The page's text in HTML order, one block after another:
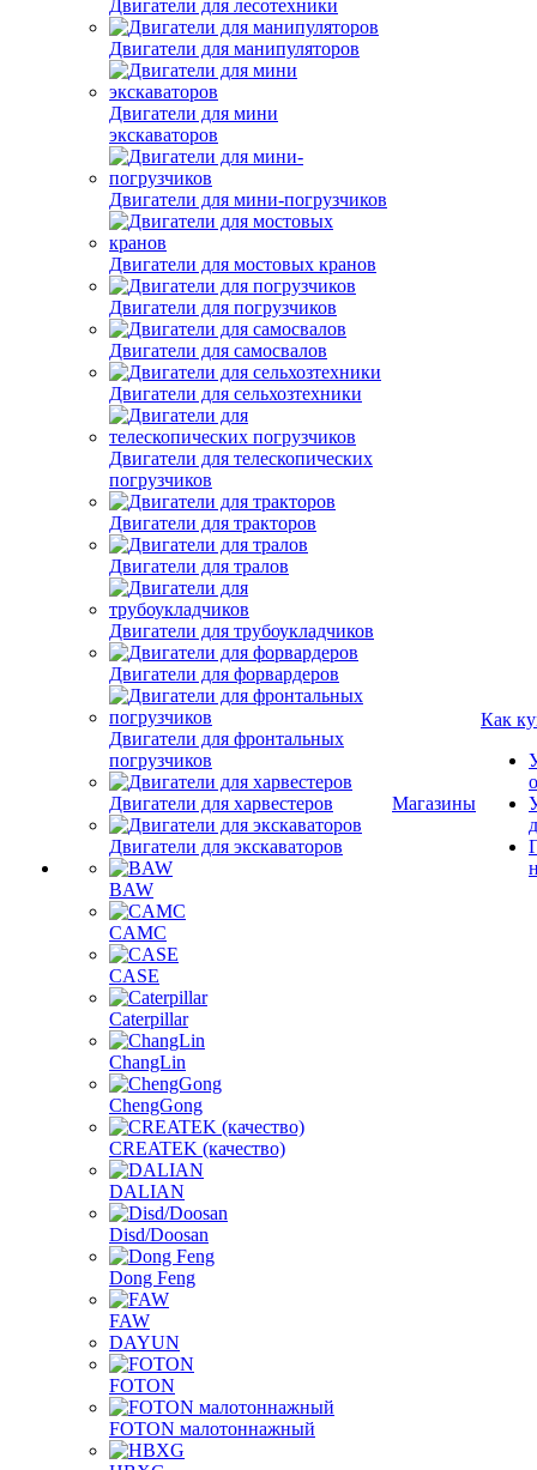
Двигатели для лесотехники
Двигатели для манипуляторов
Двигатели для мини
экскаваторов
Двигатели для мини-погрузчиков
Двигатели для мостовых кранов
Двигатели для погрузчиков
Двигатели для самосвалов
Двигатели для сельхозтехники
Двигатели для телескопических
погрузчиков
Двигатели для тракторов
Двигатели для тралов
Двигатели для трубоукладчиков
Двигатели для форвардеров
Двигатели для фронтальных
погрузчиков
Двигатели для харвестеров
Двигатели для экскаваторов
BAW
CAMC
CASE
Caterpillar
ChangLin
ChengGong
CREATEK (качество)
DALIAN
Disd/Doosan
Dong Feng
FAW
DAYUN
FOTON
FOTON малотоннажный
Магазины
Как